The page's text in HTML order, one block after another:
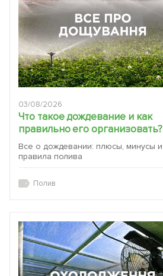
03/08/2026
Что такое дождевание и как
правильно его организовать?
Все о дождевании: плюсы, минусы и
правила полива
Полив